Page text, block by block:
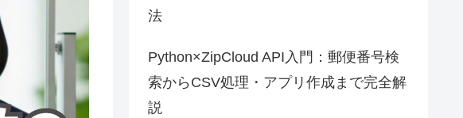
法
Python×ZipCloud API入門：郵便番号検
索からCSV処理・アプリ作成まで完全解
説